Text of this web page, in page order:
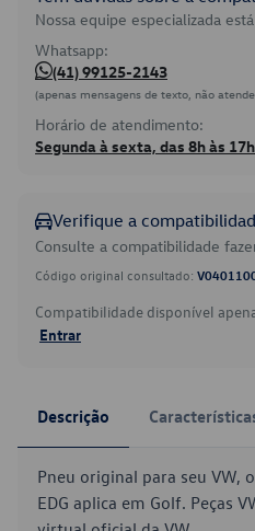
Nossa equipe especializada
Whatsapp:
(41) 99125-2143
(apenas mensagens de texto, não
Horário de atendimento:
Segunda à sexta, das 8h às
Verifique a
Consulte a compatibilidade
Código original consultado:
Compatibilidade disponível
Entrar
Descrição
Pneu original para seu VW,
EDG aplica em Golf. Peças